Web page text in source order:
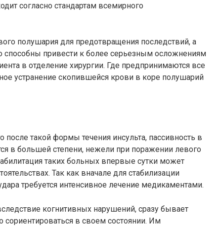
согласно стандартам всемирного
полушария для предотвращения последствий, а
способны привести к более серьезным осложнениям
в отделение хирургии. Где предпринимаются все
устранение скопившейся крови в коре полушарий
после такой формы течения инсульта, пассивность в
в большей степени, нежели при поражении левого
таких больных впервые сутки может
Так как вначале для стабилизации
требуется интенсивное лечение медикаментами.
когнитивных нарушений, сразу бывает
сориентироваться в своем состоянии. Им